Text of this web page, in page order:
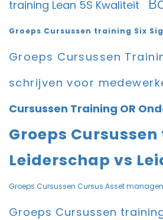
training Lean 5S Kwaliteit
Groeps Cursussen training Six
Groeps Cursussen
schrijven voor
Cursussen Training OR
Groeps
Leiderschap vs
Groeps Cursussen Cursus Asset
Groeps Cursussen training